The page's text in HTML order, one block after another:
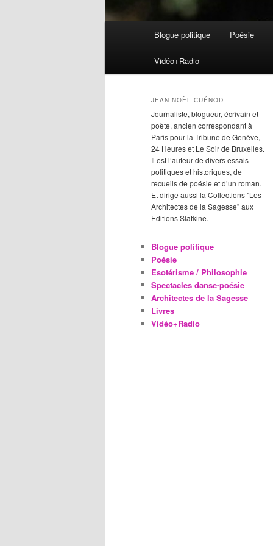
Aller
au
contenu
principal
Aller
au
contenu
secondaire
Blogue politique Poésie
Vidéo+Radio
JEAN-NOËL CUÉNOD
Journaliste, blogueur, écrivain et
poète, ancien correspondant à
Paris pour la Tribune de Genève,
24 Heures et Le Soir de Bruxelles.
Il est l’auteur de divers essais
politiques et historiques, de
recueils de poésie et d’un roman.
Et dirige aussi la Collections "Les
Architectes de la Sagesse" aux
Editions Slatkine.
Blogue politique
Poésie
Esotérisme / Philosophie
Spectacles danse-poésie
Architectes de la Sagesse
Livres
Vidéo+Radio